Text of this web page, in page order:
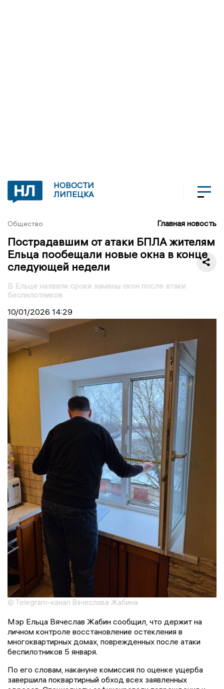
НОВОСТИ
ЛИПЕЦКА
Общество Главная новость
Пострадавшим от атаки БПЛА жителям
Ельца пообещали новые окна в конце
следующей недели
В Ельце назвали сроки замены окон после атаки
беспилотников
10/01/2026 14:29
© Telegram-канал Вячеслава Жабина
Мэр Ельца Вячеслав Жабин сообщил, что держит на
личном контроле восстановление остекления в
многоквартирных домах, поврежденных после атаки
беспилотников 5 января.
По его словам, накануне комиссия по оценке ущерба
завершила поквартирный обход всех заявленных